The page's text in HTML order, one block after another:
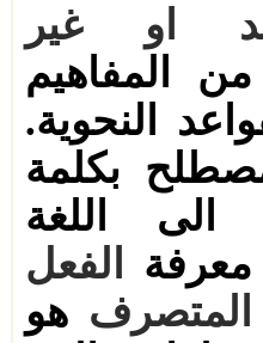
او غير
المفاهيم
النحوية.
بكلمة
الى
اللغة
معرفة
الفعل
المتصرف هو